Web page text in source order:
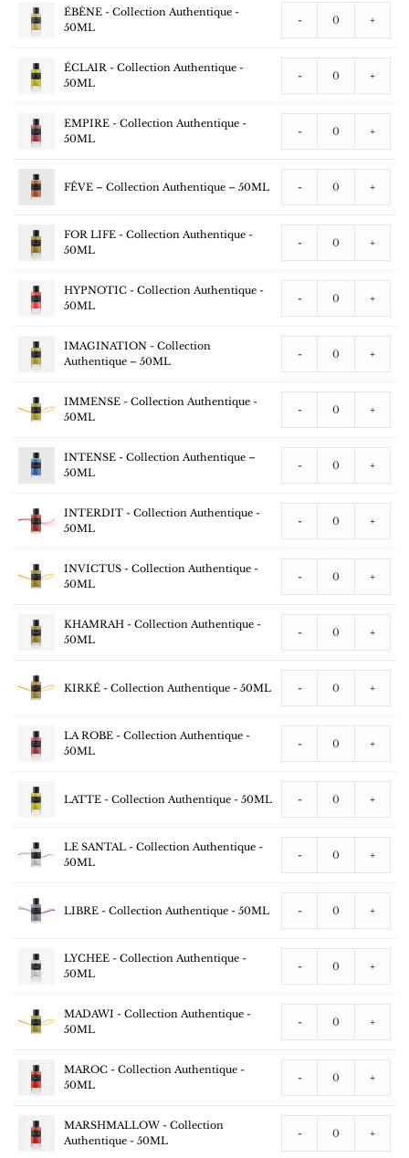
ÉBÈNE - Collection Authentique -
50ML
- +
ÉCLAIR - Collection Authentique -
50ML
- +
EMPIRE - Collection Authentique -
50ML
- +
FÊVE – Collection Authentique – 50ML - +
FOR LIFE - Collection Authentique -
50ML
- +
HYPNOTIC - Collection Authentique -
50ML
- +
IMAGINATION - Collection
Authentique – 50ML
- +
IMMENSE - Collection Authentique -
50ML
- +
INTENSE - Collection Authentique –
50ML
- +
INTERDIT - Collection Authentique -
50ML
- +
INVICTUS - Collection Authentique -
50ML
- +
KHAMRAH - Collection Authentique -
50ML
- +
KIRKÉ - Collection Authentique - 50ML - +
LA ROBE - Collection Authentique -
50ML
- +
LATTE - Collection Authentique - 50ML - +
LE SANTAL - Collection Authentique -
50ML
- +
LIBRE - Collection Authentique - 50ML - +
LYCHEE - Collection Authentique -
50ML
- +
MADAWI - Collection Authentique -
50ML
- +
MAROC - Collection Authentique -
50ML
- +
MARSHMALLOW - Collection
Authentique - 50ML
- +